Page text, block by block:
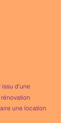
issu d’une
une location